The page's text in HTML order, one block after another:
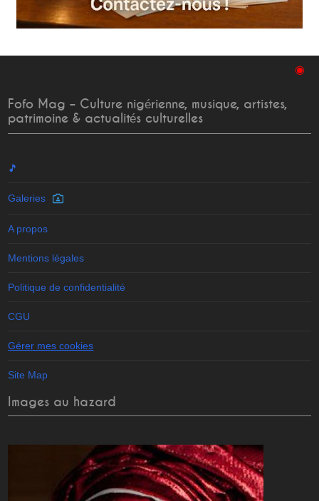
◉
Fofo Mag – Culture nigérienne, musique, artistes,
patrimoine & actualités culturelles
🎵
Galeries
A propos
Mentions légales
Politique de confidentialité
CGU
Gérer mes cookies
Site Map
Images au hazard